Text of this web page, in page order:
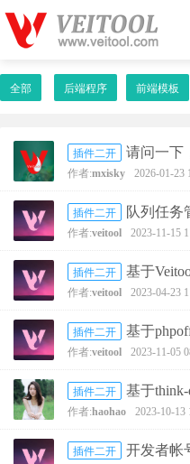
全部 后端程序 前端模板
插件二开 请问一下
作者:mxisky 2026-01-23
插件二开 队列任务
作者:veitool 2023-11-15
插件二开 基于
作者:veitool 2023-04-23
插件二开 基于
作者:veitool 2023-11-05
插件二开 基于
作者:haohao 2023-10-13
插件二开 开发者帐